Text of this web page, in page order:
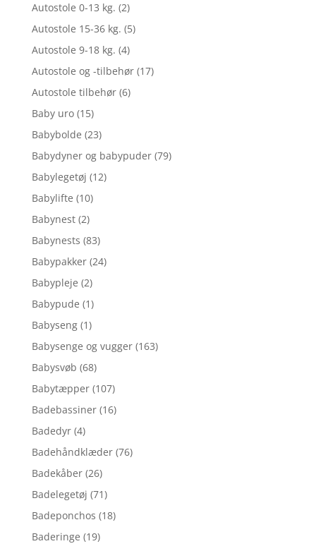
Autostole 0-13 kg. (2)
Autostole 15-36 kg. (5)
Autostole 9-18 kg. (4)
Autostole og -tilbehør (17)
Autostole tilbehør (6)
Baby uro (15)
Babybolde (23)
Babydyner og babypuder (79)
Babylegetøj (12)
Babylifte (10)
Babynest (2)
Babynests (83)
Babypakker (24)
Babypleje (2)
Babypude (1)
Babyseng (1)
Babysenge og vugger (163)
Babysvøb (68)
Babytæpper (107)
Badebassiner (16)
Badedyr (4)
Badehåndklæder (76)
Badekåber (26)
Badelegetøj (71)
Badeponchos (18)
Baderinge (19)